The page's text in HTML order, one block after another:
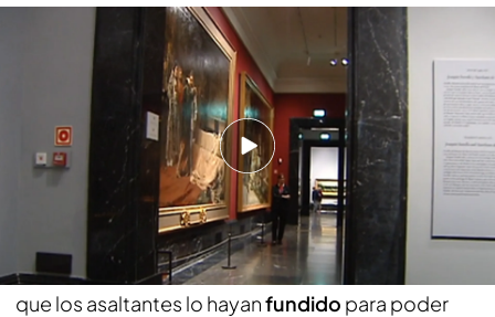
¿Podría España sufrir un robo de película en alguno de sus grandes
"Por ficticio se ha hecho real, no pensábamos que
iban a robar tan fácil unas joyas tan preciadas",
comenta un turista hispanohablante.
En estos momentos haymás de 100
trabajando en el caso con el
objetivo de
recuperar el botín, aunque se teme
que los asaltantes lo hayanfundido para poder